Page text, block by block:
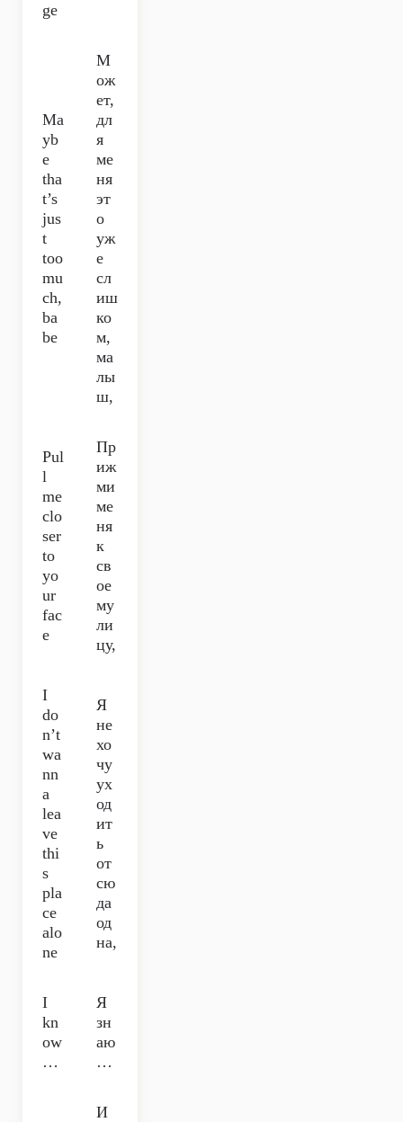
ge
Ma
yb
e
tha
t’s
jus
t
too
mu
ch,
ba
be
М
ож
ет,
дл
я
ме
ня
эт
о
уж
е
сл
иш
ко
м,
ма
лы
ш,
Pul
l
me
clo
ser
to
yo
ur
fac
e
Пр
иж
ми
ме
ня
к
св
ое
му
ли
цу,
I
do
n’t
wa
nn
a
lea
ve
thi
s
pla
ce
alo
ne
Я
не
хо
чу
ух
од
ит
ь
от
сю
да
од
на,
I
kn
ow
…
Я
зн
аю
…
И